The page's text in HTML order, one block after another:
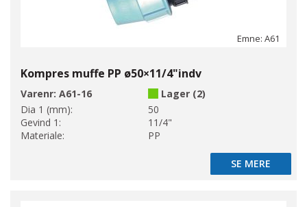
Emne: A61
Kompres muffe PP ø50×11/4"indv
Varenr: A61-16
Lager (2)
Dia 1 (mm):
50
Gevind 1:
11/4"
Materiale:
PP
SE MERE
SE MERE